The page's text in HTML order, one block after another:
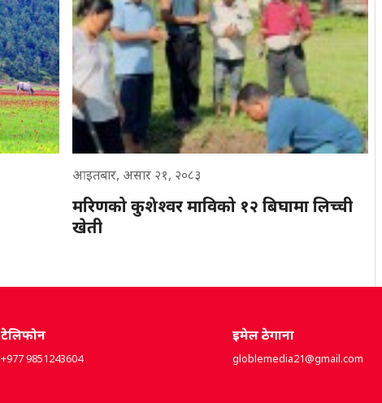
आइतबार, असार २१, २०८३
मरिणको कुशेश्वर माविको १२ बिघामा लिच्ची
खेती
टेलिफोन
+977 9851243604
इमेल ठेगाना
globlemedia21@gmail.com